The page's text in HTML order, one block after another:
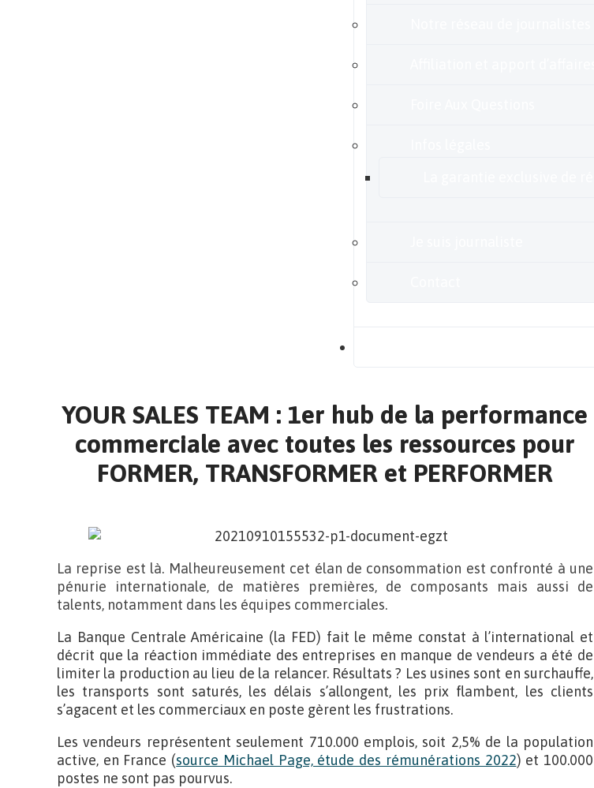
YOUR SALES TEAM : 1er hub de la performance
commerciale avec toutes les ressources pour
FORMER, TRANSFORMER et PERFORMER
La reprise est là. Malheureusement cet élan de consommation est confronté à une
pénurie internationale, de matières premières, de composants mais aussi de
talents, notamment dans les équipes commerciales.
La Banque Centrale Américaine (la FED) fait le même constat à l’international et
décrit que la réaction immédiate des entreprises en manque de vendeurs a été de
limiter la production au lieu de la relancer. Résultats ? Les usines sont en surchauffe,
les transports sont saturés, les délais s’allongent, les prix flambent, les clients
s’agacent et les commerciaux en poste gèrent les frustrations.
Les vendeurs représentent seulement 710.000 emplois, soit 2,5% de la population
active, en France (source Michael Page, étude des rémunérations 2022) et 100.000
postes ne sont pas pourvus.